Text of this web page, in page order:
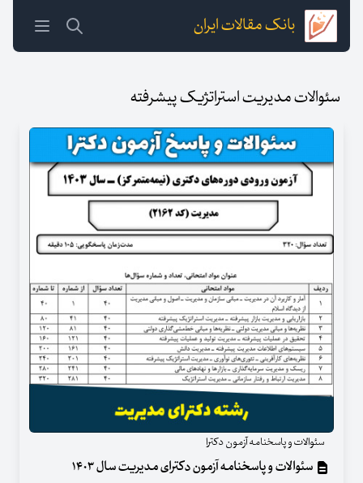
بانک مقالات ایران
سئوالات مدیریت استراتژیک پیشرفته
سئوالات و پاسخنامه آزمون دکترا
سئوالات و پاسخنامه آزمون دکترای مدیریت سال ۱۴۰۳